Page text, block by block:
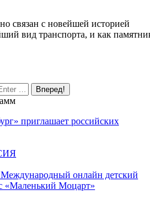
связан с новейшей историей
вид транспорта, и как
приглашает российских
Международный онлайн детский
«Маленький Моцарт»